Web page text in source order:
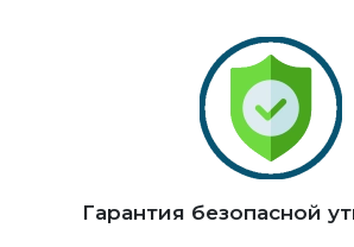
Гарантия безопасной